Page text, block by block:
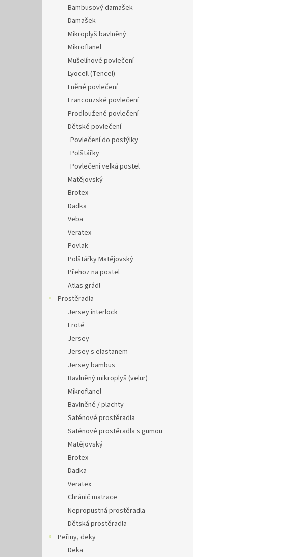
Bambusový damašek
Damašek
Mikroplyš bavlněný
Mikroflanel
Mušelínové povlečení
Lyocell (Tencel)
Lněné povlečení
Francouzské povlečení
Prodloužené povlečení
Dětské povlečení
Povlečení do postýlky
Polštářky
Povlečení velká postel
Matějovský
Brotex
Dadka
Veba
Veratex
Povlak
Polštářky Matějovský
Přehoz na postel
Atlas grádl
Prostěradla
Jersey interlock
Froté
Jersey
Jersey s elastanem
Jersey bambus
Bavlněný mikroplyš (velur)
Mikroflanel
Bavlněné / plachty
Saténové prostěradla
Saténové prostěradla s gumou
Matějovský
Brotex
Dadka
Veratex
Chránič matrace
Nepropustná prostěradla
Dětská prostěradla
Peřiny, deky
Deka